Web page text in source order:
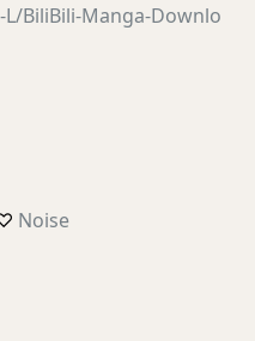
BiliBili-Manga-Downlo
Noise